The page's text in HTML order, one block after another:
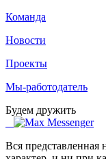
Команда
Новости
Проекты
Мы-работодатель
Будем дружить
Вся представленная